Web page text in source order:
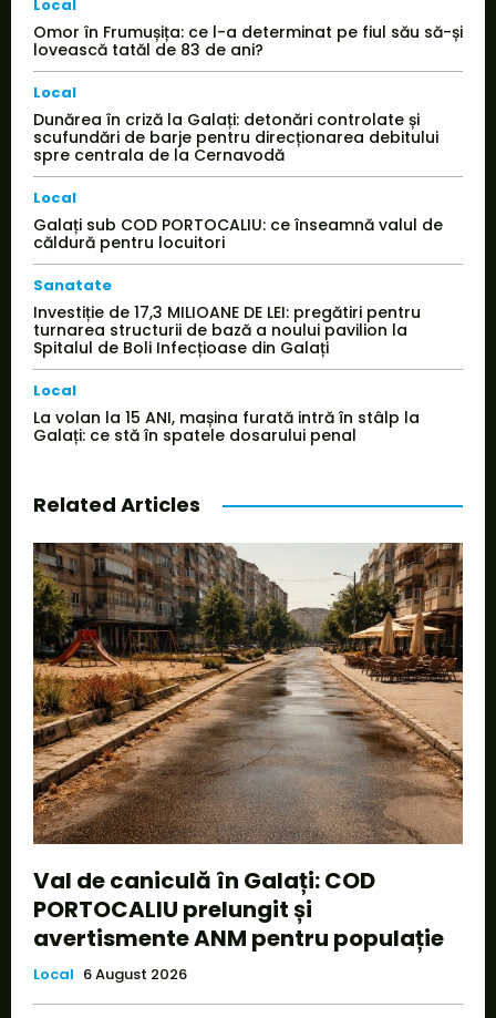
Local
Omor în Frumușița: ce l-a determinat pe fiul său să-și
lovească tatăl de 83 de ani?
Local
Dunărea în criză la Galați: detonări controlate și
scufundări de barje pentru direcționarea debitului
spre centrala de la Cernavodă
Local
Galați sub COD PORTOCALIU: ce înseamnă valul de
căldură pentru locuitori
Sanatate
Investiție de 17,3 MILIOANE DE LEI: pregătiri pentru
turnarea structurii de bază a noului pavilion la
Spitalul de Boli Infecțioase din Galați
Local
La volan la 15 ANI, mașina furată intră în stâlp la
Galați: ce stă în spatele dosarului penal
Related Articles
Val de caniculă în Galați: COD
PORTOCALIU prelungit și
avertismente ANM pentru populație
Local 6 August 2026